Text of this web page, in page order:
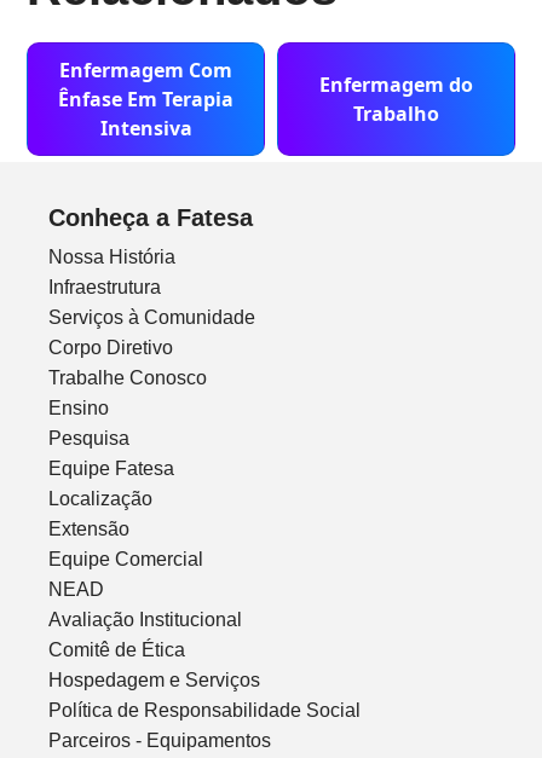
Enfermagem Com
Ênfase Em Terapia
Intensiva
Enfermagem do
Trabalho
Conheça a Fatesa
Nossa História
Infraestrutura
Serviços à Comunidade
Corpo Diretivo
Trabalhe Conosco
Ensino
Pesquisa
Equipe Fatesa
Localização
Extensão
Equipe Comercial
NEAD
Avaliação Institucional
Comitê de Ética
Hospedagem e Serviços
Política de Responsabilidade Social
Parceiros - Equipamentos